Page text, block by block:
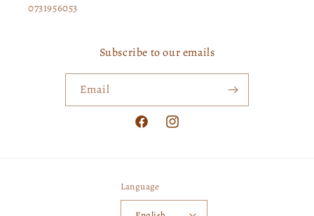
0731956053
Subscribe to our emails
Email
FacebookInstagram
Language